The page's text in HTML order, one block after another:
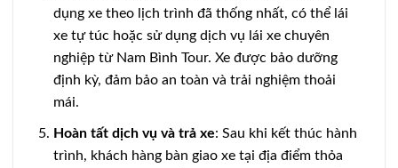
dụng xe theo lịch trình đã thống nhất, có thể lái
xe tự túc hoặc sử dụng dịch vụ lái xe chuyên
nghiệp từ Nam Bình Tour. Xe được bảo dưỡng
định kỳ, đảm bảo an toàn và trải nghiệm thoải
mái.
Hoàn tất dịch vụ và trả xe: Sau khi kết thúc hành
trình, khách hàng bàn giao xe tại địa điểm thỏa